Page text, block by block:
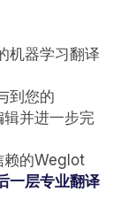
机器学习翻译
到您的
并进一步完
赖的Weglot
一层专业翻译